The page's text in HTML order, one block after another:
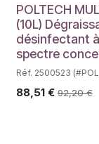
POLTECH
(10L)
désinfectant
spectre
Réf. 2500523
88,51 € 92,20€